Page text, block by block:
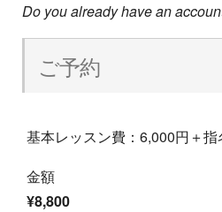
Do you already have an
ご予約
基本レッスン費：6,000円＋
金額
¥8,800